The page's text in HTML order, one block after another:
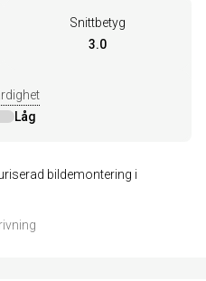
Snittbetyg
3.0
Låg
bildemontering i